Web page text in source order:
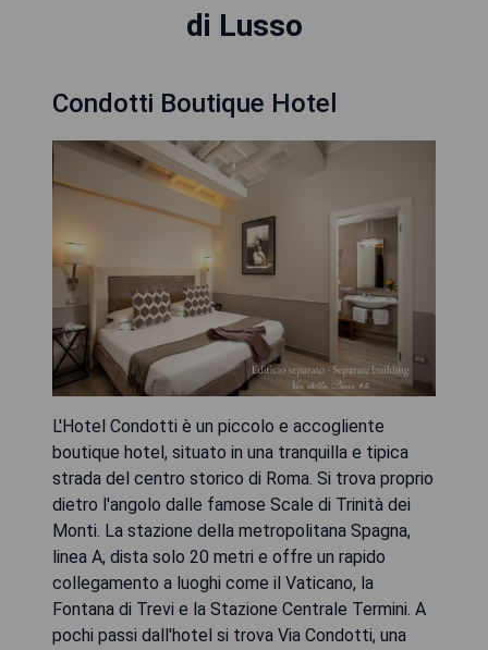
di Lusso
Condotti Boutique Hotel
L'Hotel Condotti è un piccolo e accogliente
boutique hotel, situato in una tranquilla e tipica
strada del centro storico di Roma. Si trova proprio
dietro l'angolo dalle famose Scale di Trinità dei
Monti. La stazione della metropolitana Spagna,
linea A, dista solo 20 metri e offre un rapido
collegamento a luoghi come il Vaticano, la
Fontana di Trevi e la Stazione Centrale Termini. A
pochi passi dall'hotel si trova Via Condotti, una